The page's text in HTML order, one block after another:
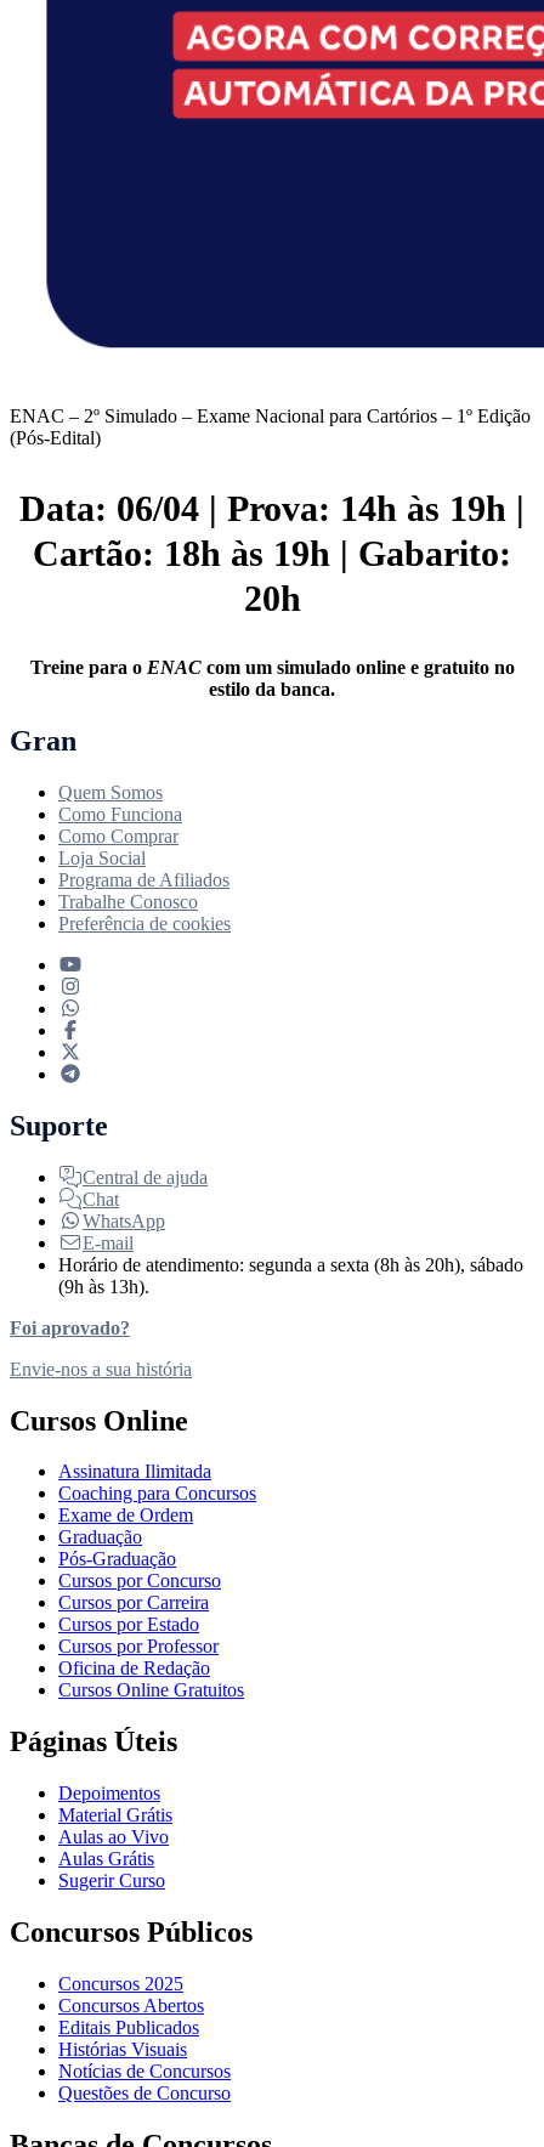
ENAC – 2º Simulado – Exame Nacional para Cartórios – 1º Edição
(Pós-Edital)
Data: 06/04 | Prova: 14h às 19h |
Cartão: 18h às 19h | Gabarito:
20h
Treine para o ENAC com um simulado online e gratuito no
estilo da banca.
Gran
Quem Somos
Como Funciona
Como Comprar
Loja Social
Programa de Afiliados
Trabalhe Conosco
Preferência de cookies
Suporte
Central de ajuda
Chat
WhatsApp
E-mail
Horário de atendimento: segunda a sexta (8h às 20h), sábado
(9h às 13h).
Foi aprovado?
Envie-nos a sua história
Cursos Online
Assinatura Ilimitada
Coaching para Concursos
Exame de Ordem
Graduação
Pós-Graduação
Cursos por Concurso
Cursos por Carreira
Cursos por Estado
Cursos por Professor
Oficina de Redação
Cursos Online Gratuitos
Páginas Úteis
Depoimentos
Material Grátis
Aulas ao Vivo
Aulas Grátis
Sugerir Curso
Concursos Públicos
Concursos 2025
Concursos Abertos
Editais Publicados
Histórias Visuais
Notícias de Concursos
Questões de Concurso